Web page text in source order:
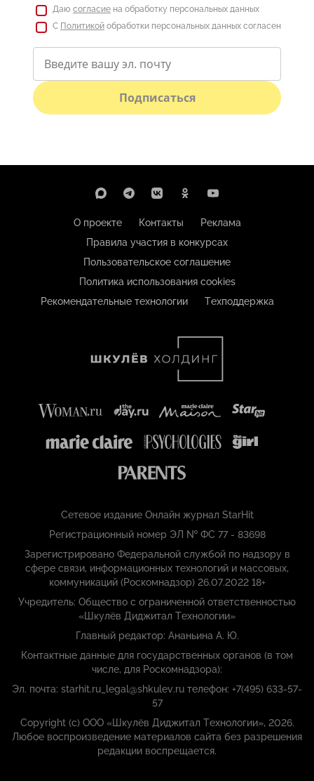
Даю согласие на обработку персональных данных
С Политикой обработки персональных данных согласен
Подписаться
О проекте Контакты
Реклама
Правила участия в конкурсах
Пользовательское соглашение
Политика использования cookies
Рекомендательные технологии
Техподдержка
Сетевое издание Онлайн журнал StarHit
Регистрационный номер ЭЛ № ФС 77 - 83698
Зарегистрировано Федеральной службой по надзору в
сфере связи, информационных технологий и массовых,
коммуникаций (Роскомнадзор) 26.07.2022 18+
Учредитель: Общество с ограниченной ответственностью
«Шкулёв Диджитал Технологии»
Главный редактор: Ананьина А. Ю.
Контактные данные для государственных органов (в том
числе, для Роскомнадзора):
Эл. почта: starhit.ru_legal@shkulev.ru телефон: +7(495) 633-57-
57
Copyright (с) ООО «Шкулёв Диджитал Технологии», 2026.
Любое воспроизведение материалов сайта без разрешения
редакции воспрещается.